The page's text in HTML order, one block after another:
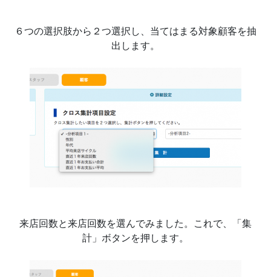
６つの選択肢から２つ選択し、当てはまる対象顧客を抽
出します。
来店回数と来店回数を選んでみました。これで、「集
計」ボタンを押します。